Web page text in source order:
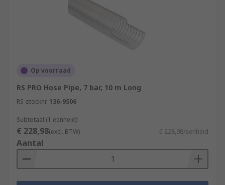
Op voorraad
RS PRO Hose Pipe, 7 bar, 10 m Long
RS-stocknr. 136-9506
Subtotaal (1 eenheid)
€ 228,98(excl. BTW) € 228,98/eenheid
Aantal